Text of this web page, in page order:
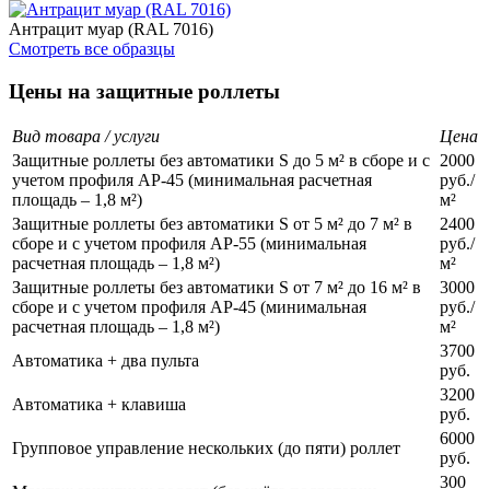
Антрацит муар (RAL 7016)
Смотреть все образцы
Цены на защитные роллеты
Вид товара / услуги
Цена
Защитные роллеты без автоматики S до 5 м² в сборе и с
учетом профиля АР-45 (минимальная расчетная
площадь – 1,8 м²)
2000
руб./
м²
Защитные роллеты без автоматики S от 5 м² до 7 м² в
сборе и с учетом профиля АР-55 (минимальная
расчетная площадь – 1,8 м²)
2400
руб./
м²
Защитные роллеты без автоматики S от 7 м² до 16 м² в
сборе и с учетом профиля АР-45 (минимальная
расчетная площадь – 1,8 м²)
3000
руб./
м²
Автоматика + два пульта
3700
руб.
Автоматика + клавиша
3200
руб.
Групповое управление нескольких (до пяти) роллет
6000
руб.
300